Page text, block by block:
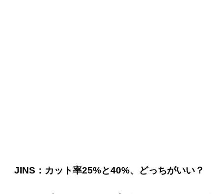
JINS：カット率25%と40%、どっちがいい？